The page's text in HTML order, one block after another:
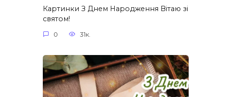
Картинки З Днем Народження Вітаю зі
святом!
0 31к.